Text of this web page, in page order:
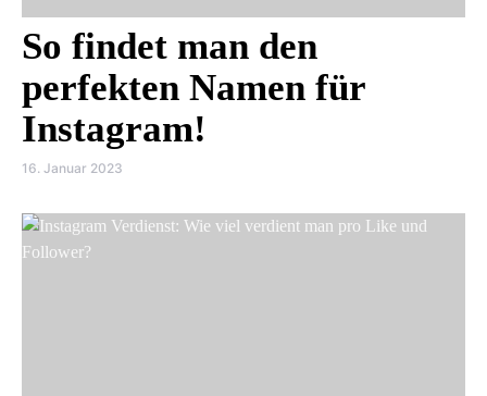
So findet man den
perfekten Namen für
Instagram!
16. Januar 2023